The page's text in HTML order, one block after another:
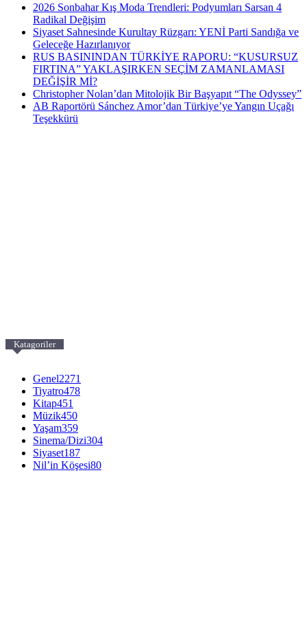
2026 Sonbahar Kış Moda Trendleri: Podyumları Sarsan 4
Radikal Değişim
Siyaset Sahnesinde Kurultay Rüzgarı: YENİ Parti Sandığa ve
Geleceğe Hazırlanıyor
RUS BASININDAN TÜRKİYE RAPORU: “KUSURSUZ
FIRTINA” YAKLAŞIRKEN SEÇİM ZAMANLAMASI
DEĞİŞİR Mİ?
Christopher Nolan’dan Mitolojik Bir Başyapıt “The Odyssey”
AB Raportörü Sánchez Amor’dan Türkiye’ye Yangın Uçağı
Teşekkürü
Katagoriler
Genel2271
Tiyatro478
Kitap451
Müzik450
Yaşam359
Sinema/Dizi304
Siyaset187
Nil’in Köşesi80